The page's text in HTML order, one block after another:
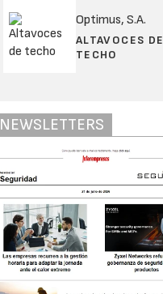
Optimus, S.A.
ALTAVOCES DE
TECHO
NEWSLETTERS